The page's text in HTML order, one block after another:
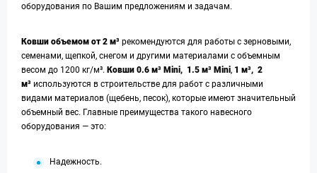
оборудования по Вашим предложениям и задачам.
Ковши объемом от 2 м³ рекомендуются для работы с зерновыми,
семенами, щепкой, снегом и другими материалами с объемным
весом до 1200 кг/м³. Ковши 0.6 м³ Mini, 1.5 м³ Mini, 1 м³, 2
м³ используются в строительстве для работ с различными
видами материалов (щебень, песок), которые имеют значительный
объемный вес. Главные преимущества такого навесного
оборудования — это:
Надежность.